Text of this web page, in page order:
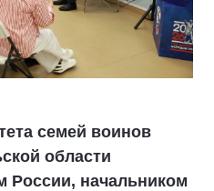
семей воинов
области
России, начальником